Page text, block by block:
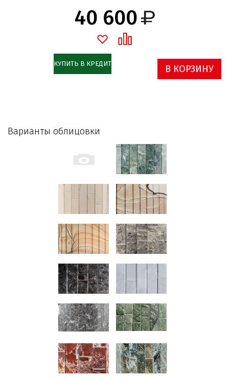
40 600
КУПИТЬ В КРЕДИТ В КОРЗИНУ
Варианты облицовки